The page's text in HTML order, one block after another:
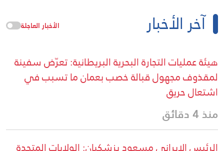
آخر الأخبار الأخبار العاجلة
هيئة عمليات التجارة البحرية البريطانية: تعرّض سفينة
لمقذوف مجهول قبالة خصب بعمان ما تسبب في
اشتعال حريق
منذ 4 دقائق